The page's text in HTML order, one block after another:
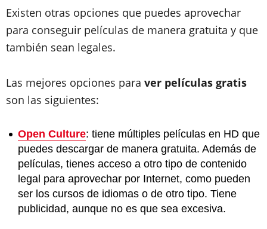
Existen otras opciones que puedes aprovechar
para conseguir películas de manera gratuita y que
también sean legales.
Las mejores opciones para ver películas gratis
son las siguientes:
Open Culture: tiene múltiples películas en HD que
puedes descargar de manera gratuita. Además de
películas, tienes acceso a otro tipo de contenido
legal para aprovechar por Internet, como pueden
ser los cursos de idiomas o de otro tipo. Tiene
publicidad, aunque no es que sea excesiva.